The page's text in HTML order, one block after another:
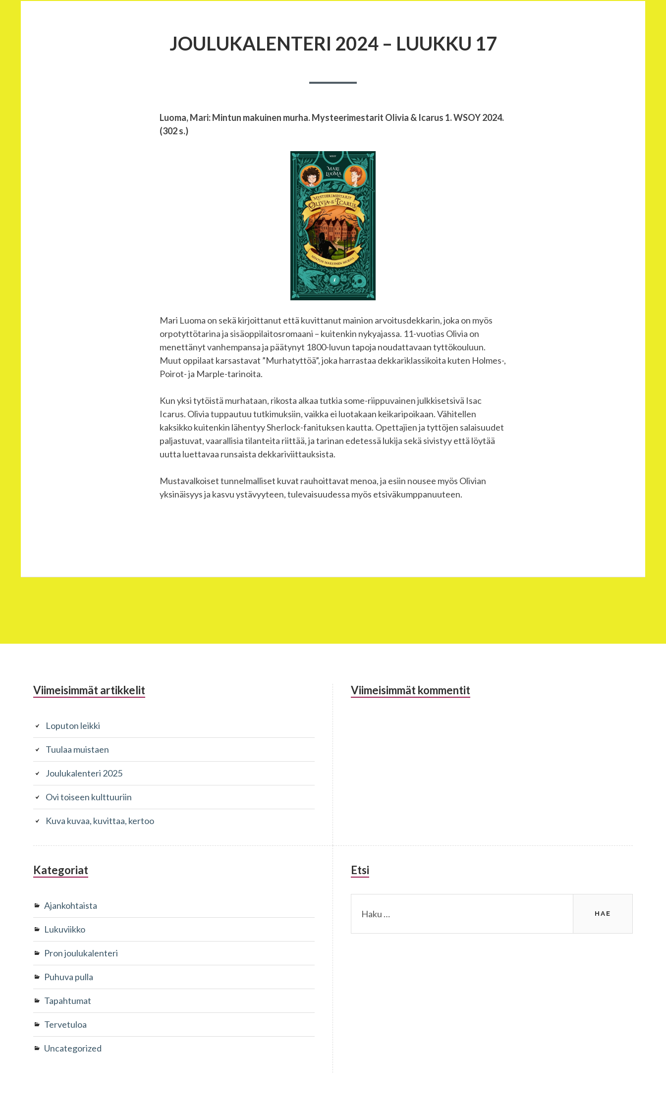
JOULUKALENTERI 2024 – LUUKKU 17
Luoma, Mari: Mintun makuinen murha. Mysteerimestarit Olivia & Icarus 1. WSOY 2024.
(302 s.)
Mari Luoma on sekä kirjoittanut että kuvittanut mainion arvoitusdekkarin, joka on myös
orpotyttötarina ja sisäoppilaitosromaani – kuitenkin nykyajassa. 11-vuotias Olivia on
menettänyt vanhempansa ja päätynyt 1800-luvun tapoja noudattavaan tyttökouluun.
Muut oppilaat karsastavat ”Murhatyttöä”, joka harrastaa dekkariklassikoita kuten Holmes-,
Poirot- ja Marple-tarinoita.
Kun yksi tytöistä murhataan, rikosta alkaa tutkia some-riippuvainen julkkisetsivä Isac
Icarus. Olivia tuppautuu tutkimuksiin, vaikka ei luotakaan keikaripoikaan. Vähitellen
kaksikko kuitenkin lähentyy Sherlock-fanituksen kautta. Opettajien ja tyttöjen salaisuudet
paljastuvat, vaarallisia tilanteita riittää, ja tarinan edetessä lukija sekä sivistyy että löytää
uutta luettavaa runsaista dekkariviittauksista.
Mustavalkoiset tunnelmalliset kuvat rauhoittavat menoa, ja esiin nousee myös Olivian
yksinäisyys ja kasvu ystävyyteen, tulevaisuudessa myös etsiväkumppanuuteen.
Alapalkin
Viimeisimmät artikkelit
Loputon leikki
Tuulaa muistaen
Joulukalenteri 2025
Ovi toiseen kulttuuriin
Kuva kuvaa, kuvittaa, kertoo
Viimeisimmät kommentit
Kategoriat
Ajankohtaista
Lukuviikko
Pron joulukalenteri
Puhuva pulla
Tapahtumat
Tervetuloa
Uncategorized
Etsi